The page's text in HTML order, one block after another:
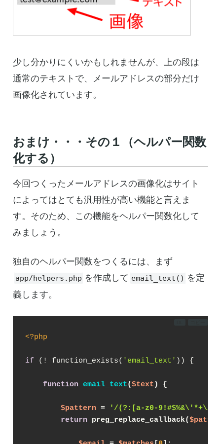
少し分かりにくいかもしれませんが、上の段は
通常のテキストで、メールアドレスの部分だけ
画像化されています。
おまけ・・・その１（ヘルパー関数
化する）
今回つくったメールアドレスの画像化はサイト
によってはとても汎用性が高い機能と言えま
す。そのため、この機能をヘルパー関数化して
みましょう。
独自のヘルパー関数をつくるには、まず
app/helpers.php を作成して email_text() を定
義します。
<?php
if (! function_exists( 'email_text' )) {
function email_text($text) {
$pattern =
'/(?:[a-z0-9!#$%&\'*+\/
return preg_replace_callback(